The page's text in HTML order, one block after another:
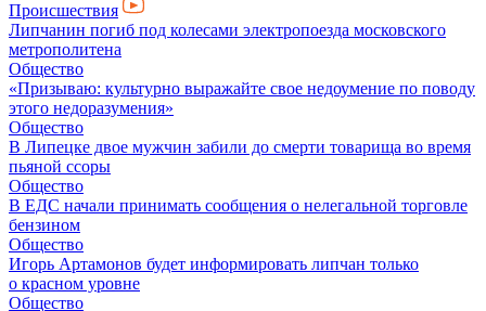
Происшествия
Липчанин погиб под колесами электропоезда московского
метрополитена
Общество
«Призываю: культурно выражайте свое недоумение по поводу
этого недоразумения»
Общество
В Липецке двое мужчин забили до смерти товарища во время
пьяной ссоры
Общество
В ЕДС начали принимать сообщения о нелегальной торговле
бензином
Общество
Игорь Артамонов будет информировать липчан только
о красном уровне
Общество